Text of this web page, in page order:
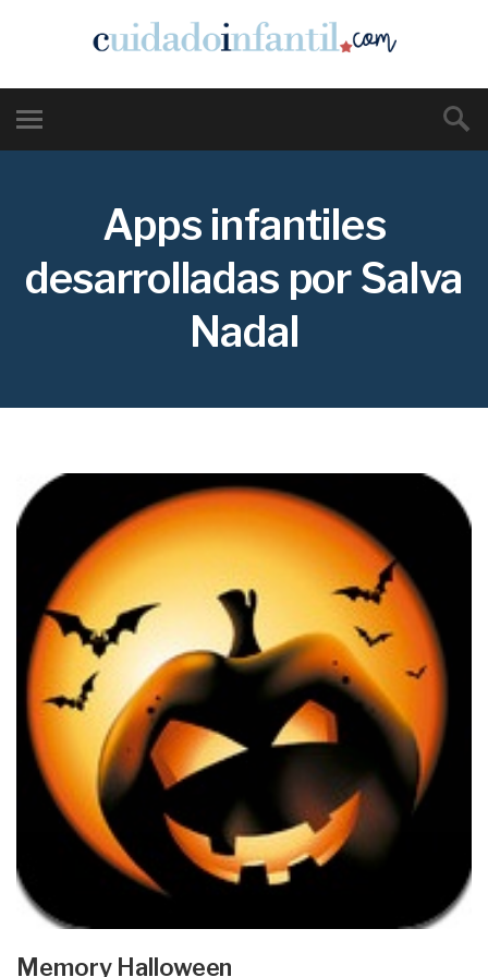
Apps infantiles
desarrolladas por Salva
Nadal
Memory Halloween